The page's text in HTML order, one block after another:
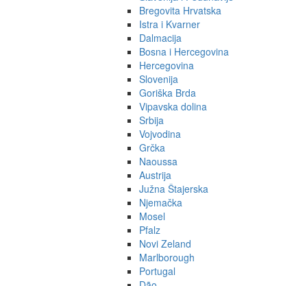
Bregovita Hrvatska
Istra i Kvarner
Dalmacija
Bosna i Hercegovina
Hercegovina
Slovenija
Goriška Brda
Vipavska dolina
Srbija
Vojvodina
Grčka
Naoussa
Austrija
Južna Štajerska
Njemačka
Mosel
Pfalz
Novi Zeland
Marlborough
Portugal